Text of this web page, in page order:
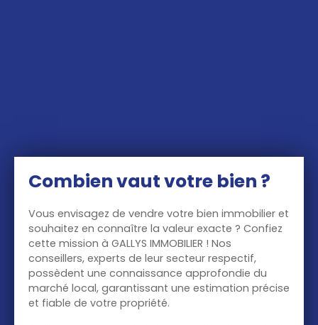
Combien vaut votre bien ?
Vous envisagez de vendre votre bien immobilier et
souhaitez en connaître la valeur exacte ? Confiez
cette mission à GALLYS IMMOBILIER ! Nos
conseillers, experts de leur secteur respectif,
possèdent une connaissance approfondie du
marché local, garantissant une estimation précise
et fiable de votre propriété.